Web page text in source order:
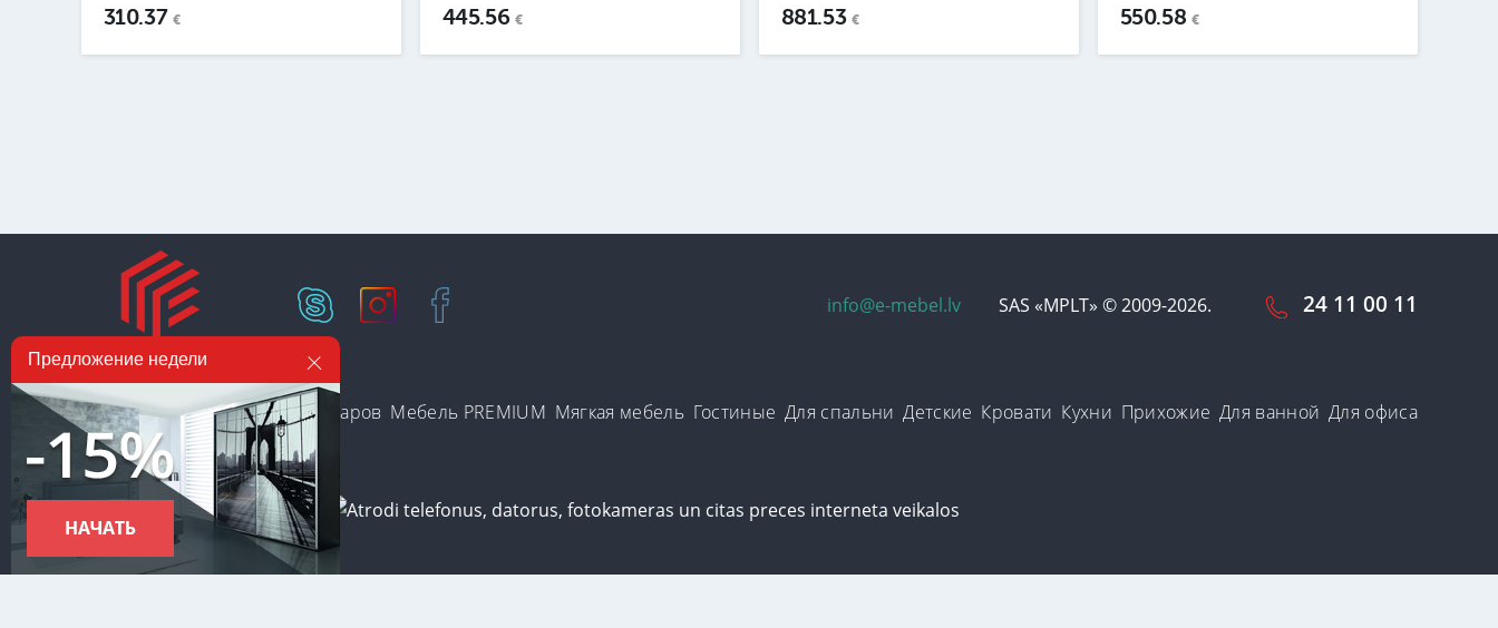
310.37 € 445.56 € 881.53 € 550.58 €
info@e-mebel.lv SAS «MPLT» © 2009-2026. 24 11 00 11
Есть на складе Категории товаров Мебель PREMIUM Мягкая мебель Гостиные Для спальни Детские Кровати Кухни Прихожие Для ванной Для офиса
Предложение недели